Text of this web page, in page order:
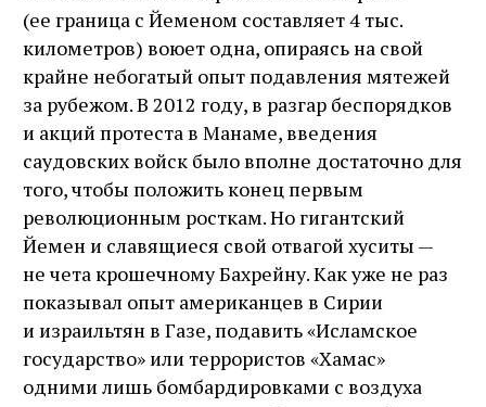
(ее граница с Йеменом составляет 4 тыс.
километров) воюет одна, опираясь на свой
крайне небогатый опыт подавления мятежей
за рубежом. В 2012 году, в разгар беспорядков
и акций протеста в Манаме, введения
саудовских войск было вполне достаточно для
того, чтобы положить конец первым
революционным росткам. Но гигантский
Йемен и славящиеся свой отвагой хуситы —
не чета крошечному Бахрейну. Как уже не раз
показывал опыт американцев в Сирии
и израильтян в Газе, подавить «Исламское
государство» или террористов «Хамас»
одними лишь бомбардировками с воздуха